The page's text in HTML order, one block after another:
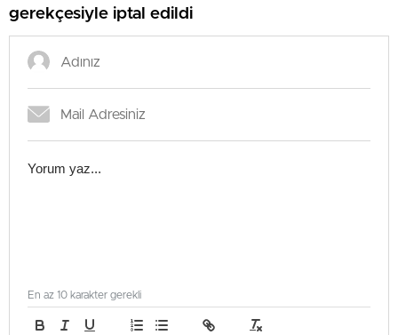
gerekçesiyle iptal edildi
En az 10 karakter gerekli